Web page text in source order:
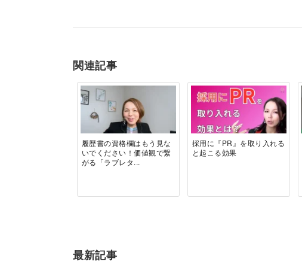
関連記事
履歴書の資格欄はもう見な
いでください！価値観で繋
がる「ラブレタ...
採用に『PR』を取り入れる
と起こる効果
最新記事